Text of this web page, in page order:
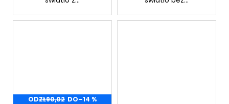
ODZŁ90,02 DO–14 %